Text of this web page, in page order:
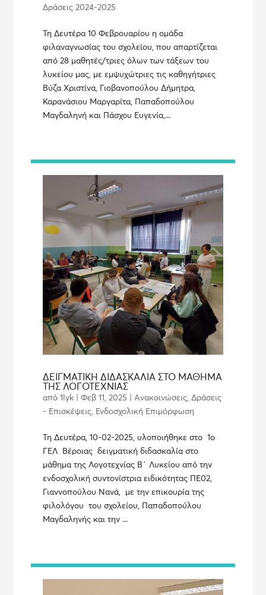
Δράσεις 2024-2025
Τη Δευτέρα 10 Φεβρουαρίου η ομάδα
φιλαναγνωσίας του σχολείου, που απαρτίζεται
από 28 μαθητές/τριες όλων των τάξεων του
λυκείου μας, με εμψυχώτριες τις καθηγήτριες
Βύζα Χριστίνα, Γιοβανοπούλου Δήμητρα,
Καρανάσιου Μαργαρίτα, Παπαδοπούλου
Μαγδαληνή και Πάσχου Ευγενία,...
ΔΕΙΓΜΑΤΙΚΗ ΔΙΔΑΣΚΑΛΙΑ ΣΤΟ ΜΑΘΗΜΑ
ΤΗΣ ΛΟΓΟΤΕΧΝΙΑΣ
από1lyk |Φεβ 11, 2025 |Ανακοινώσεις,Δράσεις
- Επισκέψεις, Ενδοσχολική Επιμόρφωση
Τη Δευτέρα, 10-02-2025, υλοποιήθηκε στο 1ο
ΓΕΛ Βέροιας δειγματική διδασκαλία στο
μάθημα της Λογοτεχνίας Β΄ Λυκείου από την
ενδοσχολική συντονίστρια ειδικότητας ΠΕ02,
Γιαννοπούλου Νανά, με την επικουρία της
φιλολόγου του σχολείου, Παπαδοπούλου
Μαγδαληνής και την ...